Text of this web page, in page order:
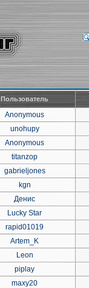
Пользователь
Anonymous
unohupy
Anonymous
titanzop
gabrieljones
kgn
Денис
Lucky Star
rapid01019
Artem_K
Leon
piplay
maxy20